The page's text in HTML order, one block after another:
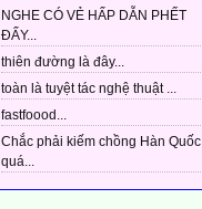
NGHE CÓ VẺ HẤP DẪN PHẾT
ĐẤY...
thiên đường là đây...
toàn là tuyệt tác nghệ thuật ...
fastfoood...
Chắc phải kiếm chồng Hàn Quốc
quá...